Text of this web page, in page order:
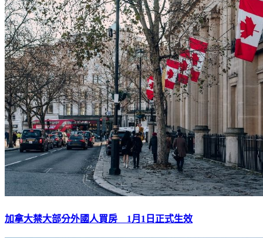
加拿大禁大部分外國人買房 1月1日正式生效